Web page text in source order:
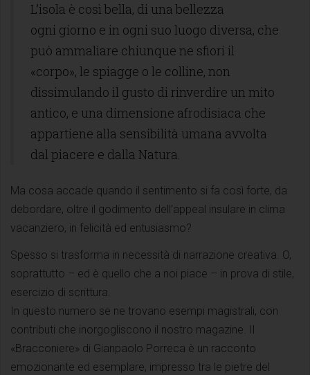
L’isola è così bella, di una bellezza
ogni giorno e in ogni suo luogo diversa, che
può ammaliare chiunque ne sfiori il
«corpo», le spiagge o le colline, non
dissimulando il gusto di rinverdire un mito
antico, e una dimensione afrodisiaca che
appartiene alla sensibilità umana avvolta
dal piacere e dalla Natura.
Ma cosa accade quando il sentimento si fa così forte, da
debordare, oltre il godimento dell’appeal insulare in clima
vacanziero, in felicità ed entusiasmo?
Spesso si trasforma in necessità di narrazione creativa. O,
soprattutto – ed è quello che a noi piace – in prova di stile,
esercizio di scrittura.
In questo numero se ne trovano esempi magistrali, con
contributi che inorgogliscono il nostro magazine. Il
«Bracconiere» di Gianpaolo Porreca è un racconto
emozionante ed esemplare, impresso tra le pietre del